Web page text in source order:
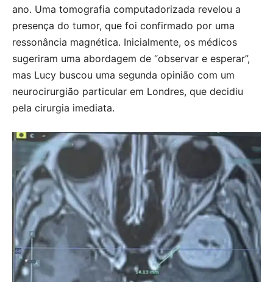
ano. Uma tomografia computadorizada revelou a
presença do tumor, que foi confirmado por uma
ressonância magnética. Inicialmente, os médicos
sugeriram uma abordagem de “observar e esperar”,
mas Lucy buscou uma segunda opinião com um
neurocirurgião particular em Londres, que decidiu
pela cirurgia imediata.